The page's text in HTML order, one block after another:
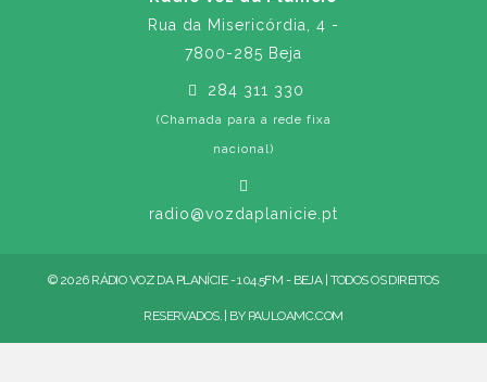
Rua da Misericórdia, 4 -
7800-285 Beja
284 311 330
(Chamada para a rede fixa
nacional)
radio@vozdaplanicie.pt
© 2026 RÁDIO VOZ DA PLANÍCIE - 104.5FM - BEJA | TODOS OS DIREITOS
RESERVADOS. | BY PAULOAMC.COM